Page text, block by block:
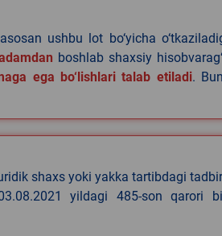
ushbu lot bo‘yicha
boshlab shaxsiy
ega bo‘lishlari talab etiladi.
shaxs yoki yakka tartibdagi
yildagi 485-son qarori